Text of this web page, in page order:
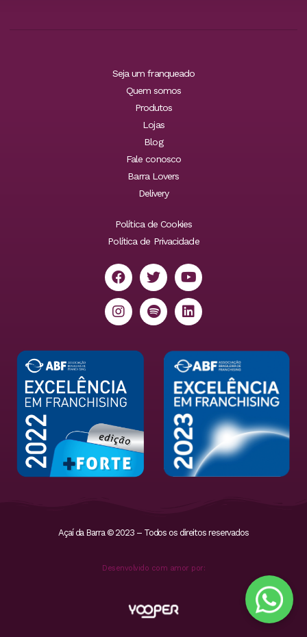
Seja um franqueado
Quem somos
Produtos
Lojas
Blog
Fale conosco
Barra Lovers
Delivery
Política de Cookies
Política de Privacidade
Açaí da Barra © 2023 – Todos os direitos reservados
Desenvolvido com amor por: